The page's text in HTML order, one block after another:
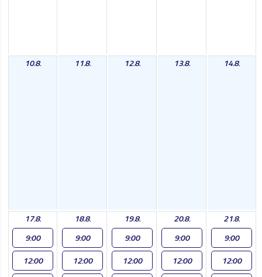
10.8. 11.8. 12.8. 13.8. 14.8.
17.8.
9:00
12:00
18.8.
9:00
12:00
19.8.
9:00
12:00
20.8.
9:00
12:00
21.8.
9:00
12:00